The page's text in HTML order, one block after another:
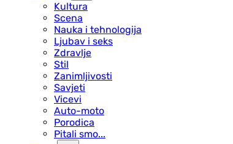
Kultura
Scena
Nauka i tehnologija
Ljubav i seks
Zdravlje
Stil
Zanimljivosti
Savjeti
Vicevi
Auto-moto
Porodica
Pitali smo...